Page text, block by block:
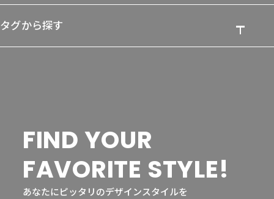
タグから探す
FIND YOUR
FAVORITE STYLE!
あなたにピッタリのデザインスタイルを